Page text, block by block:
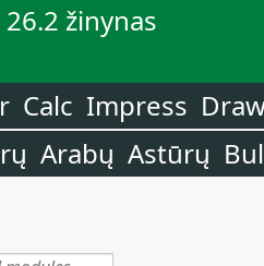
žinynas
Calc Impress
Arabų Astūrų